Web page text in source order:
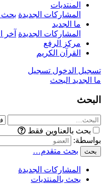
المنتديات
المشاركات الجديدة بحث
ما الجديد
المشاركات الجديدة آخر
مركز الرفع
القرآن الكريم
تسجيل الدخول تسجيل
ما الجديد البحث
البحث
بحث بالعناوين فقط
بواسطة:
بحث بحث متقدم…
المشاركات الجديدة
بحث بالمنتديات